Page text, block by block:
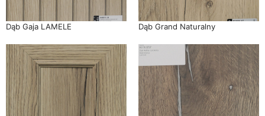
Dąb Gaja LAMELE Dąb Grand Naturalny